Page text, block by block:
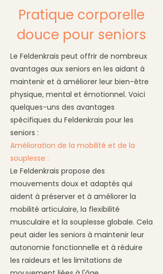
Pratique corporelle
douce pour seniors
Le Feldenkrais peut offrir de nombreux
avantages aux seniors en les aidant à
maintenir et à améliorer leur bien-être
physique, mental et émotionnel. Voici
quelques-uns des avantages
spécifiques du Feldenkrais pour les
seniors :
Amélioration de la mobilité et de la
souplesse :
Le Feldenkrais propose des
mouvements doux et adaptés qui
aident à préserver et à améliorer la
mobilité articulaire, la flexibilité
musculaire et la souplesse globale. Cela
peut aider les seniors à maintenir leur
autonomie fonctionnelle et à réduire
les raideurs et les limitations de